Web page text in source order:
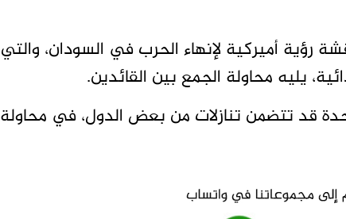
رؤية أميركية لإنهاء الحرب في السودان، والتي
يليه محاولة الجمع بين القائدين.
قد تتضمن تنازلات من بعض الدول، في محاولة